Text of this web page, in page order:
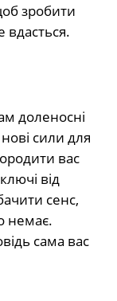
зробити
вдасться.
доленосні
сили для
вас
від
сенс,
немає.
сама вас